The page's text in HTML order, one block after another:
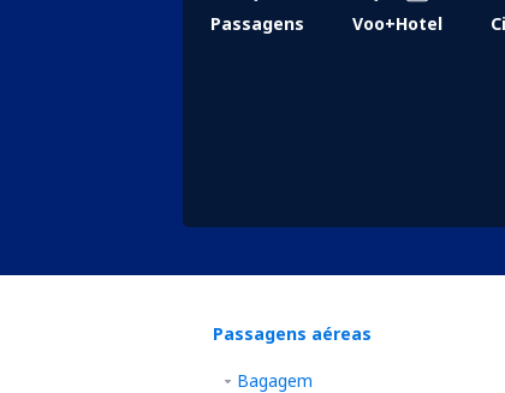
Passagens Voo+Hotel
Passagens aéreas
Bagagem